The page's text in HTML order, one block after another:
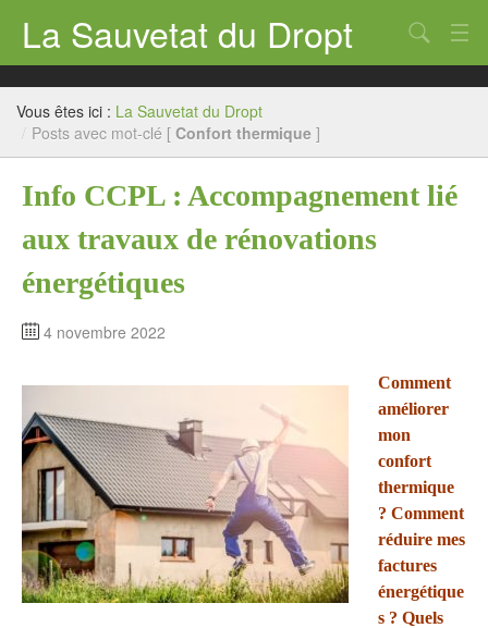
La Sauvetat du Dropt
Accueil
Mairie
Chercher
Vous êtes ici : La Sauvetat du Dropt
/ Posts avec mot-clé [ Confort thermique ]
Info CCPL : Accompagnement lié
aux travaux de rénovations
énergétiques
4 novembre 2022
Comment
améliorer
mon
confort
thermique
? Comment
réduire mes
factures
énergétique
s ? Quels